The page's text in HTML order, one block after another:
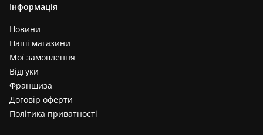
Інформація
Новини
Наші магазини
Мої замовлення
Відгуки
Франшиза
Договір оферти
Політика приватності